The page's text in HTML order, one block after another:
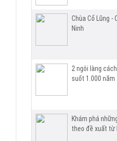
Chùa Cổ Lũng -
Ninh
2 ngôi làng
suốt 1.000 năm
Khám phá
theo đề xuất từ